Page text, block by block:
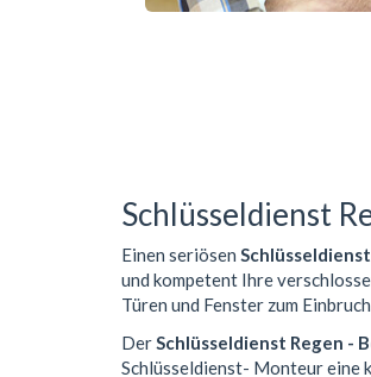
Schlüsseldienst
Einen seriösen Schlüsseldienst
und kompetent Ihre
Türen und Fenster zum
DerSchlüsseldienst Regen -
Schlüsseldienst- Monteur eine